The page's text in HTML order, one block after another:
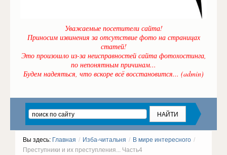
Уважаемые посетители сайта!
Приносим извинения за отсутствие фото на страницах
статей!
Это произошло из-за неисправностей сайта фотохостинга,
по непонятным причинам...
Будем надеяться, что вскоре всё восстановится... (admin)
Вы здесь: Главная / Изба-читальня / В мире интересного /
Преступники и их преступления... Часть4